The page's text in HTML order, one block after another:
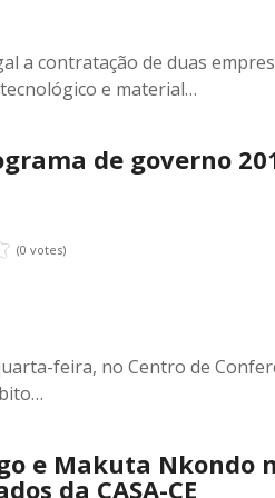
a contratação de duas
e material…
de governo
(0 votes)
feira, no Centro de
e Makuta Nkondo
da CASA-CE